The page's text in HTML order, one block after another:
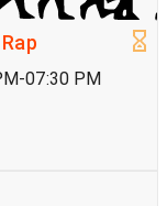
07:30 PM